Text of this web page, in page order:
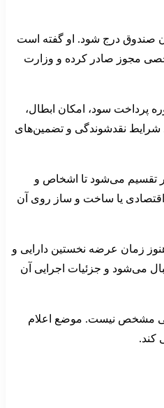
اسناد رسمی همان صندوق درج شود. او گفته است
مجوز صادر کرده و وزارت
پرداخت سود، امکان ابطال،
شرایط نقدشوندگی و تضمین‌های
تقسیم می‌شود تا اشخاص و
اقتصادی یا ساخت و ساز روی آن
هنوز زمان عرضه نخستین دارایی و
می‌شود و جزئیات اجرایی آن
مشخص نیست. موضع اعلام
کند.